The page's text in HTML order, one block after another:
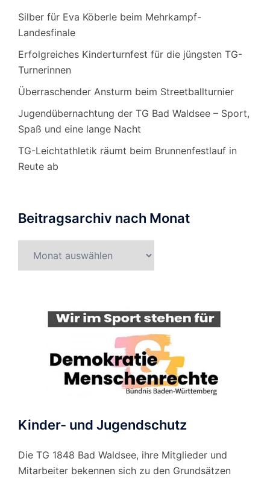
Silber für Eva Köberle beim Mehrkampf-
Landesfinale
Erfolgreiches Kinderturnfest für die jüngsten TG-
Turnerinnen
Überraschender Ansturm beim Streetballturnier
Jugendübernachtung der TG Bad Waldsee – Sport,
Spaß und eine lange Nacht
TG-Leichtathletik räumt beim Brunnenfestlauf in
Reute ab
Beitragsarchiv nach Monat
nach
Kinder- und Jugendschutz
Die TG 1848 Bad Waldsee, ihre Mitglieder und
Mitarbeiter bekennen sich zu den Grundsätzen